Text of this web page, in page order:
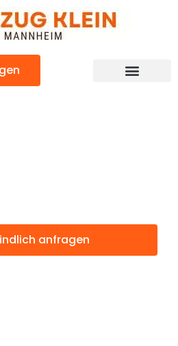
anfragen